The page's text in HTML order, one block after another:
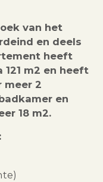
van het
en deels
heeft
121 m2 en heeft
meer 2
en
18 m2.